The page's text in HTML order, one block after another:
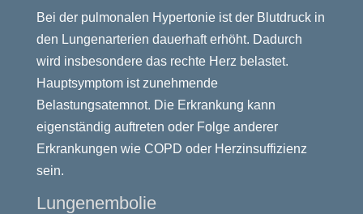
Bei der pulmonalen Hypertonie ist der Blutdruck in
den Lungenarterien dauerhaft erhöht. Dadurch
wird insbesondere das rechte Herz belastet.
Hauptsymptom ist zunehmende
Belastungsatemnot. Die Erkrankung kann
eigenständig auftreten oder Folge anderer
Erkrankungen wie COPD oder Herzinsuffizienz
sein.
Lungenembolie